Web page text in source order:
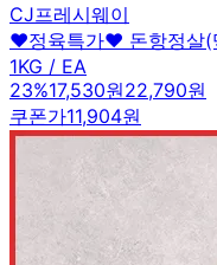
CJ프레시웨이
♥정육특가♥ 돈항정살(
1KG / EA
23%17,530원22,790원
쿠폰가11,904원